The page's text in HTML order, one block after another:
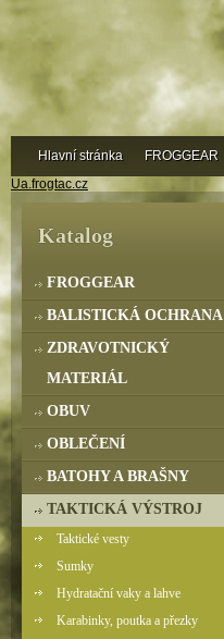
Ua.frogtac.cz
Katalog
FROGGEAR
BALISTICKÁ OCHRANA
ZDRAVOTNICKÝ
MATERIÁL
OBUV
OBLEČENÍ
BATOHY A BRAŠNY
TAKTICKÁ VÝSTROJ
Taktické vesty
Sumky
Hydratační vaky a lahve
Karabinky, poutka a přezky
Hlavní stránka FROGGEAR